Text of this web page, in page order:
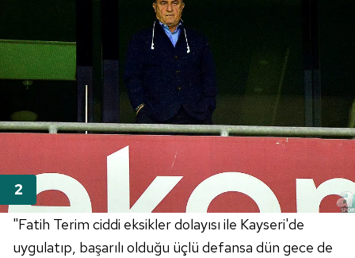
"Fatih Terim ciddi eksikler dolayısı ile Kayseri'de
uygulatıp, başarılı olduğu üçlü defansa dün gece de